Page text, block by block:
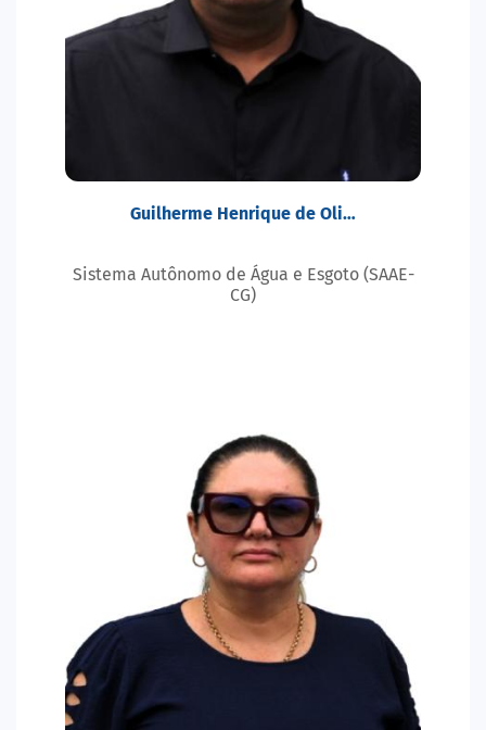
Guilherme Henrique de Oli…
Sistema Autônomo de Água e Esgoto (SAAE-
CG)